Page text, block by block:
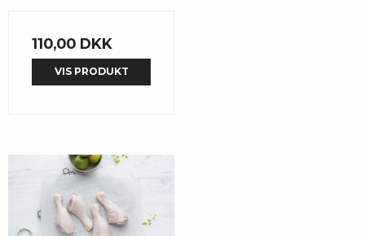
110,00 DKK
VIS PRODUKT